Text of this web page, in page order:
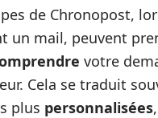
de Chronopost,
un mail, peuvent
votre
Cela se traduit
plus personnalisées